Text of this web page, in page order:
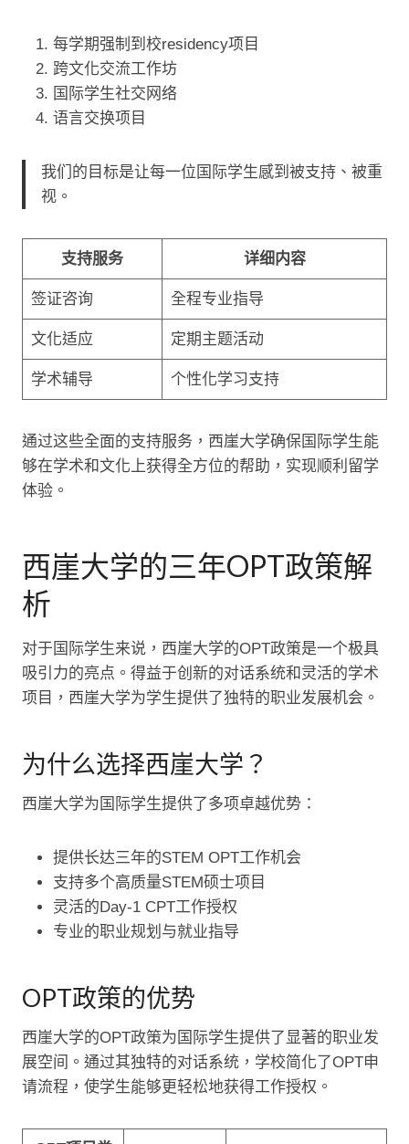
每学期强制到校residency项目
跨文化交流工作坊
国际学生社交网络
语言交换项目
我们的目标是让每一位国际学生感到被支持、被重
视。
支持服务 详细内容
签证咨询 全程专业指导
文化适应 定期主题活动
学术辅导 个性化学习支持
通过这些全面的支持服务，西崖大学确保国际学生能
够在学术和文化上获得全方位的帮助，实现顺利留学
体验。
西崖大学的三年OPT政策解
析
对于国际学生来说，西崖大学的OPT政策是一个极具
吸引力的亮点。得益于创新的对话系统和灵活的学术
项目，西崖大学为学生提供了独特的职业发展机会。
为什么选择西崖大学？
西崖大学为国际学生提供了多项卓越优势：
提供长达三年的STEM OPT工作机会
支持多个高质量STEM硕士项目
灵活的Day-1 CPT工作授权
专业的职业规划与就业指导
OPT政策的优势
西崖大学的OPT政策为国际学生提供了显著的职业发
展空间。通过其独特的对话系统，学校简化了OPT申
请流程，使学生能够更轻松地获得工作授权。